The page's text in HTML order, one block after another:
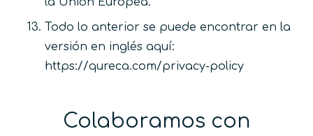
Todo lo anterior se puede encontrar en la
versión en inglés aquí:
https://qureca.com/privacy-policy
Colaboramos con